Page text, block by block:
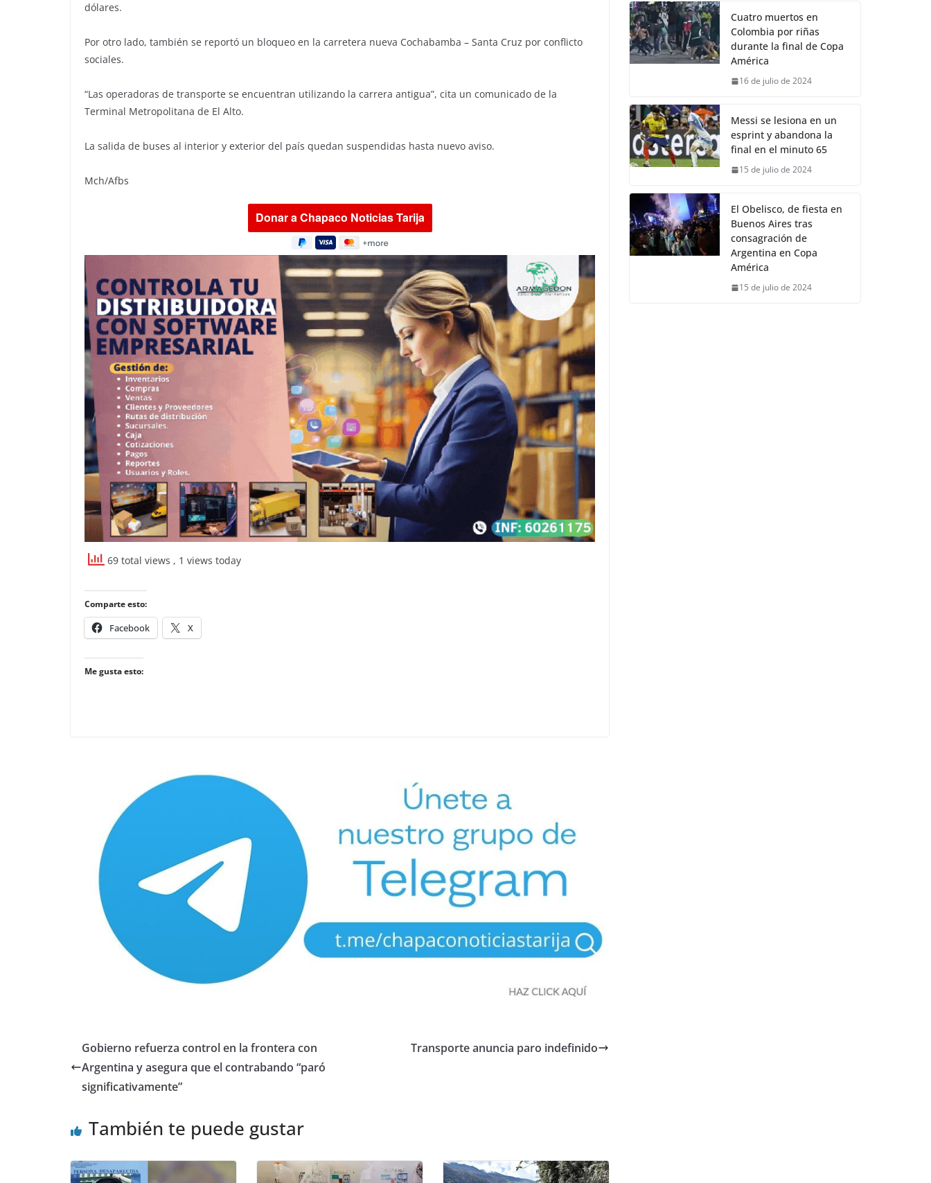
dólares.
Por otro lado, también se reportó un bloqueo en la carretera nueva Cochabamba – Santa Cruz por conflicto
sociales.
“Las operadoras de transporte se encuentran utilizando la carrera antigua”, cita un comunicado de la
Terminal Metropolitana de El Alto.
La salida de buses al interior y exterior del país quedan suspendidas hasta nuevo aviso.
Mch/Afbs
69 total views , 1 views today
Comparte esto:
Facebook X
Me gusta esto:
Gobierno refuerza control en la frontera con
Argentina y asegura que el contrabando “paró
significativamente”
Transporte anuncia paro indefinido
También te puede gustar
Cuatro muertos en
Colombia por riñas
durante la final de Copa
América
16 de julio de 2024
Messi se lesiona en un
esprint y abandona la
final en el minuto 65
15 de julio de 2024
El Obelisco, de fiesta en
Buenos Aires tras
consagración de
Argentina en Copa
América
15 de julio de 2024